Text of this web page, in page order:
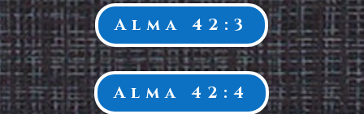
Alma 42:3
Alma 42:4